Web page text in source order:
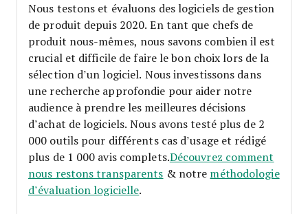
Nous testons et évaluons des logiciels de gestion
de produit depuis 2020. En tant que chefs de
produit nous-mêmes, nous savons combien il est
crucial et difficile de faire le bon choix lors de la
sélection d’un logiciel. Nous investissons dans
une recherche approfondie pour aider notre
audience à prendre les meilleures décisions
d’achat de logiciels. Nous avons testé plus de 2
000 outils pour différents cas d’usage et rédigé
plus de 1 000 avis complets.Découvrez comment
nous restons transparents & notre méthodologie
d’évaluation logicielle.